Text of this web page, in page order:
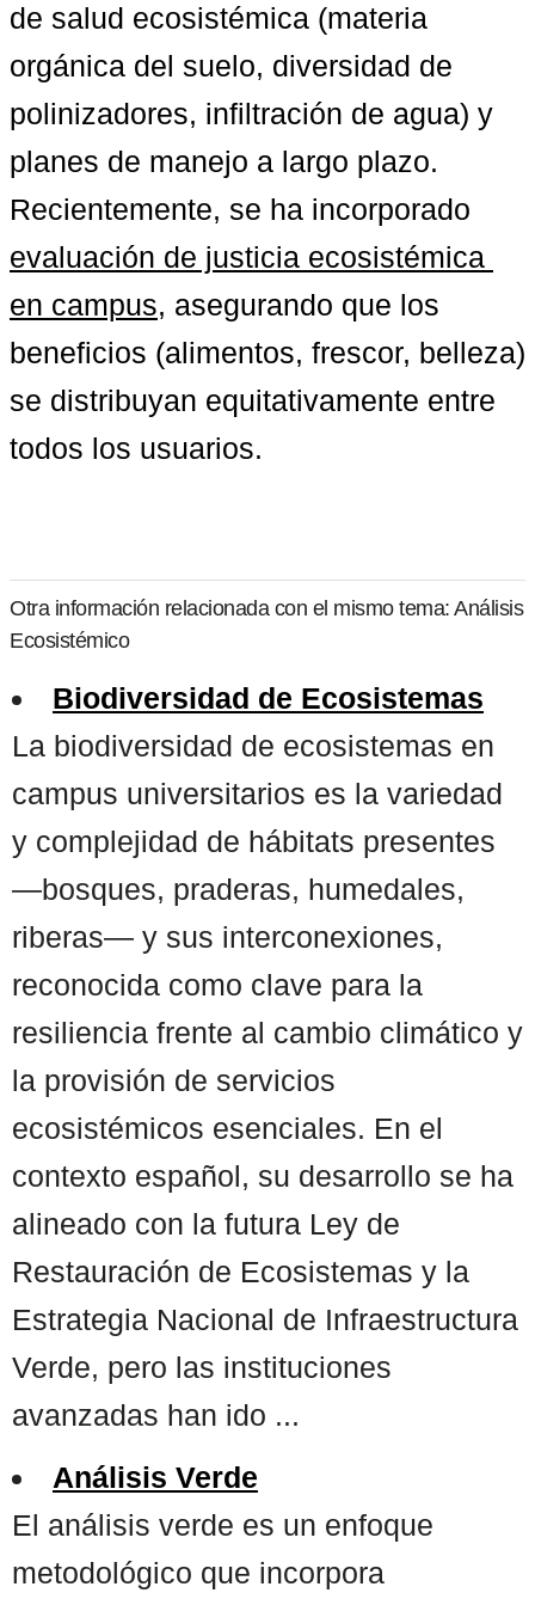
de salud ecosistémica (materia
orgánica del suelo, diversidad de
polinizadores, infiltración de agua) y
planes de manejo a largo plazo.
evaluación de justicia ecosistémica
en campus, asegurando que los
beneficios (alimentos, frescor, belleza)
se distribuyan equitativamente entre
todos los usuarios.
Otra información relacionada con el mismo tema: Análisis
Ecosistémico
Biodiversidad de Ecosistemas
La biodiversidad de ecosistemas en
campus universitarios es la variedad
y complejidad de hábitats presentes
—bosques, praderas, humedales,
riberas— y sus interconexiones,
reconocida como clave para la
resiliencia frente al cambio climático y
la provisión de servicios
ecosistémicos esenciales. En el
contexto español, su desarrollo se ha
alineado con la futura Ley de
Restauración de Ecosistemas y la
Estrategia Nacional de Infraestructura
Verde, pero las instituciones
avanzadas han ido ...
Análisis Verde
El análisis verde es un enfoque
metodológico que incorpora